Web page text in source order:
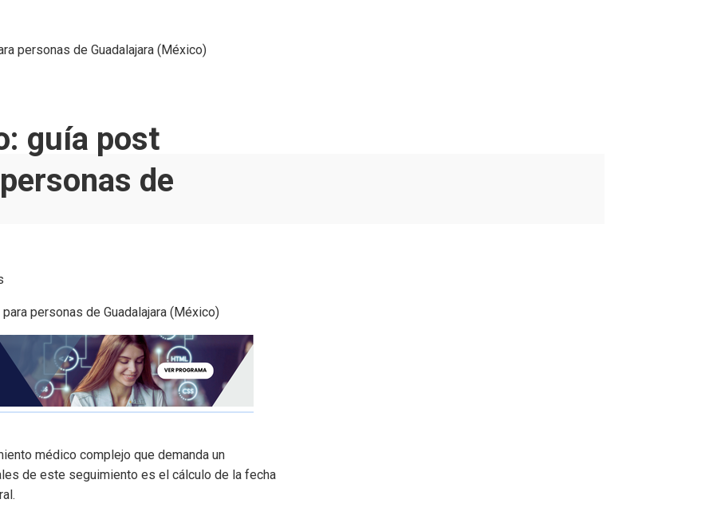
personas de Guadalajara (México)
guía post
de
médico complejo que demanda un
de este seguimiento es el cálculo de la fecha